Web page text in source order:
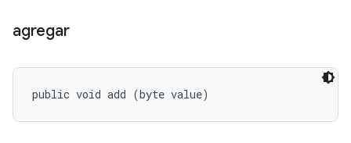
agregar
public void add (byte value)